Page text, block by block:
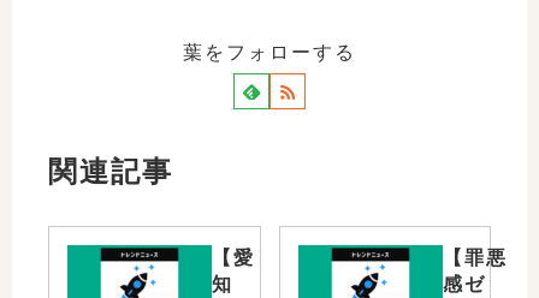
葉をフォローする
関連記事
【愛
知
【罪悪
感ゼ